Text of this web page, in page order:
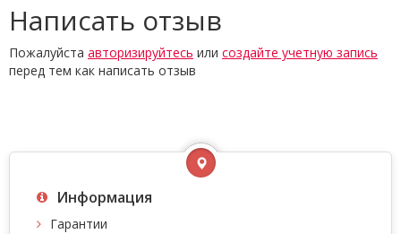
Написать отзыв
Пожалуйста авторизируйтесь или создайте учетную запись
перед тем как написать отзыв
Информация
Гарантии